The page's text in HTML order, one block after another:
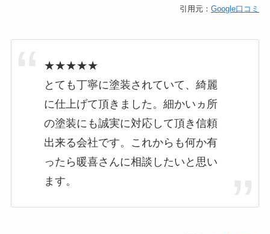
引用元：Google口コミ
★★★★★
とても丁寧に塗装されていて、綺麗
に仕上げて頂きました。細かいヵ所
の塗装にも誠実に対応して頂き信頼
出来る会社です。これからも何か有
ったら暖喜さんに相談したいと思い
ます。